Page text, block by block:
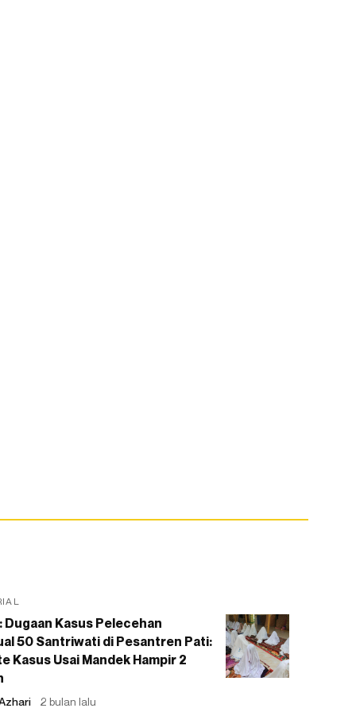
Dugaan Kasus Pelecehan
50 Santriwati di Pesantren Pati:
Kasus Usai Mandek Hampir 2
2 bulan lalu